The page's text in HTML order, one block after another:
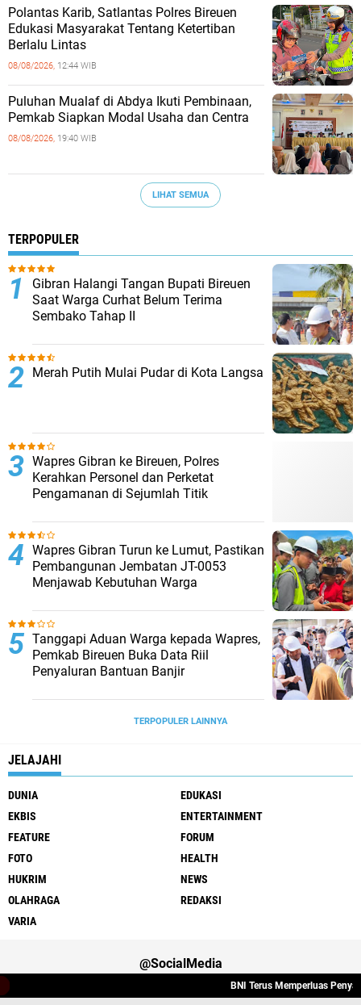
Polantas Karib, Satlantas Polres Bireuen
Edukasi Masyarakat Tentang Ketertiban
Berlalu Lintas
08/08/2026, 12:44 WIB
Puluhan Mualaf di Abdya Ikuti Pembinaan,
Pemkab Siapkan Modal Usaha dan Centra
08/08/2026, 19:40 WIB
LIHAT SEMUA
TERPOPULER
Gibran Halangi Tangan Bupati Bireuen
Saat Warga Curhat Belum Terima
Sembako Tahap II
Merah Putih Mulai Pudar di Kota Langsa
Wapres Gibran ke Bireuen, Polres
Kerahkan Personel dan Perketat
Pengamanan di Sejumlah Titik
Wapres Gibran Turun ke Lumut, Pastikan
Pembangunan Jembatan JT-0053
Menjawab Kebutuhan Warga
Tanggapi Aduan Warga kepada Wapres,
Pemkab Bireuen Buka Data Riil
Penyaluran Bantuan Banjir
TERPOPULER LAINNYA
JELAJAHI
DUNIA
EDUKASI
EKBIS
ENTERTAINMENT
FEATURE
FORUM
FOTO
HEALTH
HUKRIM
NEWS
OLAHRAGA
REDAKSI
VARIA
@SocialMedia
BNI Terus Memperluas